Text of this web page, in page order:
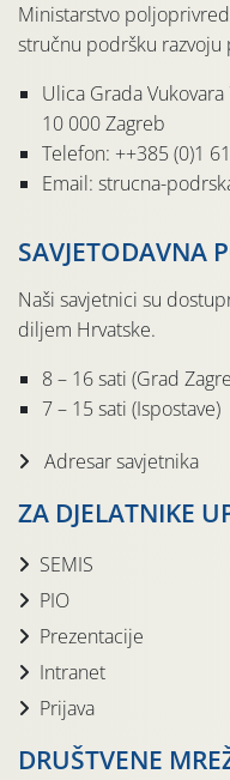
Ministarstvo
stručnu podršku
Ulica Grada Vukovara
10 000 Zagreb
Telefon: ++385 (0)1
Email: strucna-
SAVJETODAVNA
Naši savjetnici su
diljem Hrvatske.
8 – 16 sati (Grad
7 – 15 sati (Ispostave)
Adresar savjetnika
ZA DJELATNIKE
SEMIS
PIO
Prezentacije
Intranet
Prijava
DRUŠTVENE